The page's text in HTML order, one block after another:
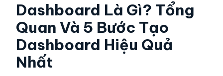
Dashboard Là Gì? Tổng
Quan Và 5 Bước Tạo
Dashboard Hiệu Quả
Nhất